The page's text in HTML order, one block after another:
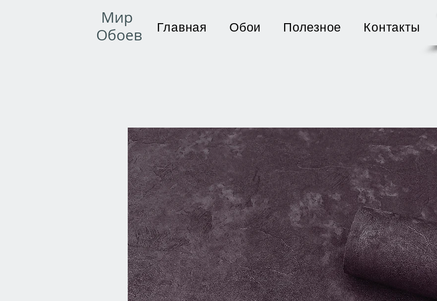
Мир
Обоев
Главная Обои Полезное Контакты